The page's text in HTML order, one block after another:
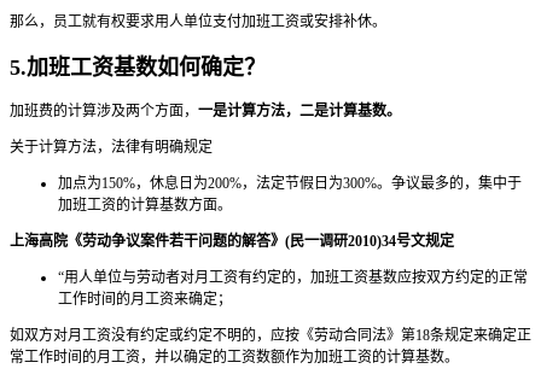
那么，员工就有权要求用人单位支付加班工资或安排补休。
5.加班工资基数如何确定？
加班费的计算涉及两个方面， 一是计算方法，二是计算基数。
关于计算方法，法律有明确规定
加点为150%，休息日为200%，法定节假日为300%。争议最多的，集中于
加班工资的计算基数方面。
上海高院《劳动争议案件若干问题的解答》(民一调研2010)34号文规定
“用人单位与劳动者对月工资有约定的，加班工资基数应按双方约定的正常
工作时间的月工资来确定；
如双方对月工资没有约定或约定不明的，应按《劳动合同法》第18条规定来确定正
常工作时间的月工资，并以确定的工资数额作为加班工资的计算基数。